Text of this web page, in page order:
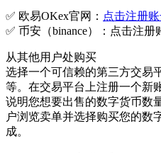
✅ 欧易OKex官网： 点击注册
✅ 币安（binance）：点击注册
从其他用户处购买
选择一个可信赖的第三方交易
等。在交易平台上注册一个新
说明您想要出售的数字货币数
户浏览卖单并选择购买您的数
成。